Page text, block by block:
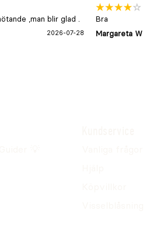
,man blir glad .
2026-07-28
Bra
Margareta W